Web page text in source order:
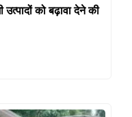
को बढ़ावा देने की